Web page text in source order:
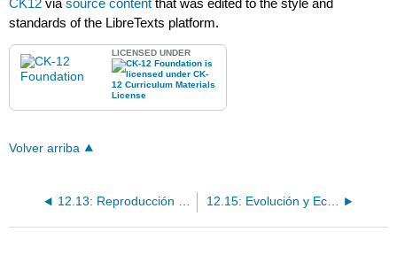
CK12 viasource content that was edited to the style and
standards of the LibreTexts platform.
LICENSED UNDER
Volver arriba
12.13: Reproducción y Desarrollo de Anfibios 12.15: Evolución y Ecología de los Anfibios